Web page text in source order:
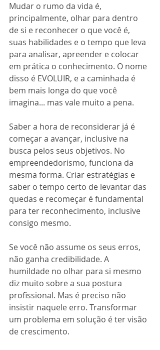
Mudar o rumo da vida é,
principalmente, olhar para dentro
de si e reconhecer o que você é,
suas habilidades e o tempo que leva
para analisar, apreender e colocar
em prática o conhecimento. O nome
disso é EVOLUIR, e a caminhada é
bem mais longa do que você
imagina... mas vale muito a pena.
Saber a hora de reconsiderar já é
começar a avançar, inclusive na
busca pelos seus objetivos. No
empreendedorismo, funciona da
mesma forma. Criar estratégias e
saber o tempo certo de levantar das
quedas e recomeçar é fundamental
para ter reconhecimento, inclusive
consigo mesmo.
Se você não assume os seus erros,
não ganha credibilidade. A
humildade no olhar para si mesmo
diz muito sobre a sua postura
profissional. Mas é preciso não
insistir naquele erro. Transformar
um problema em solução é ter visão
de crescimento.